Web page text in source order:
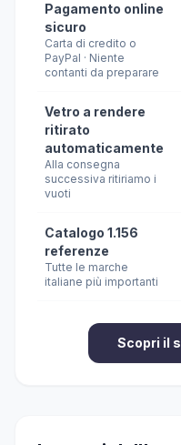
Pagamento online
sicuro
Carta di credito o
PayPal · Niente
contanti da preparare
Vetro a rendere
ritirato
automaticamente
Alla consegna
successiva ritiriamo i
vuoti
Catalogo 1.156
referenze
Tutte le marche
italiane più importanti
Scopri il